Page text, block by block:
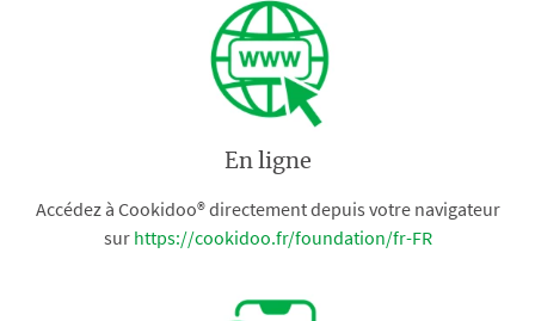
En ligne
Accédez à Cookidoo® directement depuis votre navigateur
sur https://cookidoo.fr/foundation/fr-FR